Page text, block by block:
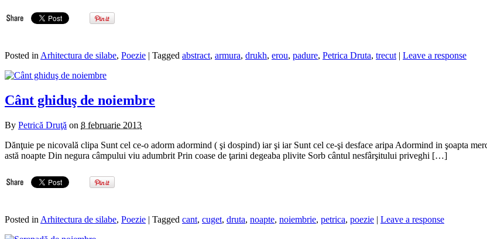
Posted in Arhitectura de silabe, Poezie | Tagged abstract, armura, drukh, erou, padure, Petrica Druta, trecut | Leave a response
Cânt ghiduş de noiembre
By Petrică Druţă on 8 februarie 2013
Dănţuie pe nicovală clipa Sunt cel ce-o adorm adormind ( şi dospind) iar şi iar Sunt cel ce-şi desface aripa Adormind in şoapta
astă noapte Din negura câmpului viu adumbrit Prin coase de ţarini degeaba plivite Sorb cântul nesfârşitului priveghi […]
Posted in Arhitectura de silabe, Poezie | Tagged cant, cuget, druta, noapte, noiembrie, petrica, poezie | Leave a response